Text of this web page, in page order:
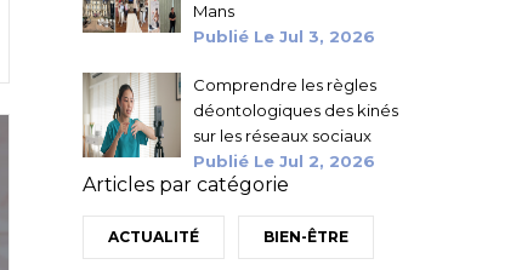
Mans
Publié Le Jul 3, 2026
Comprendre les règles
déontologiques des kinés
sur les réseaux sociaux
Publié Le Jul 2, 2026
Articles par catégorie
ACTUALITÉ BIEN-ÊTRE